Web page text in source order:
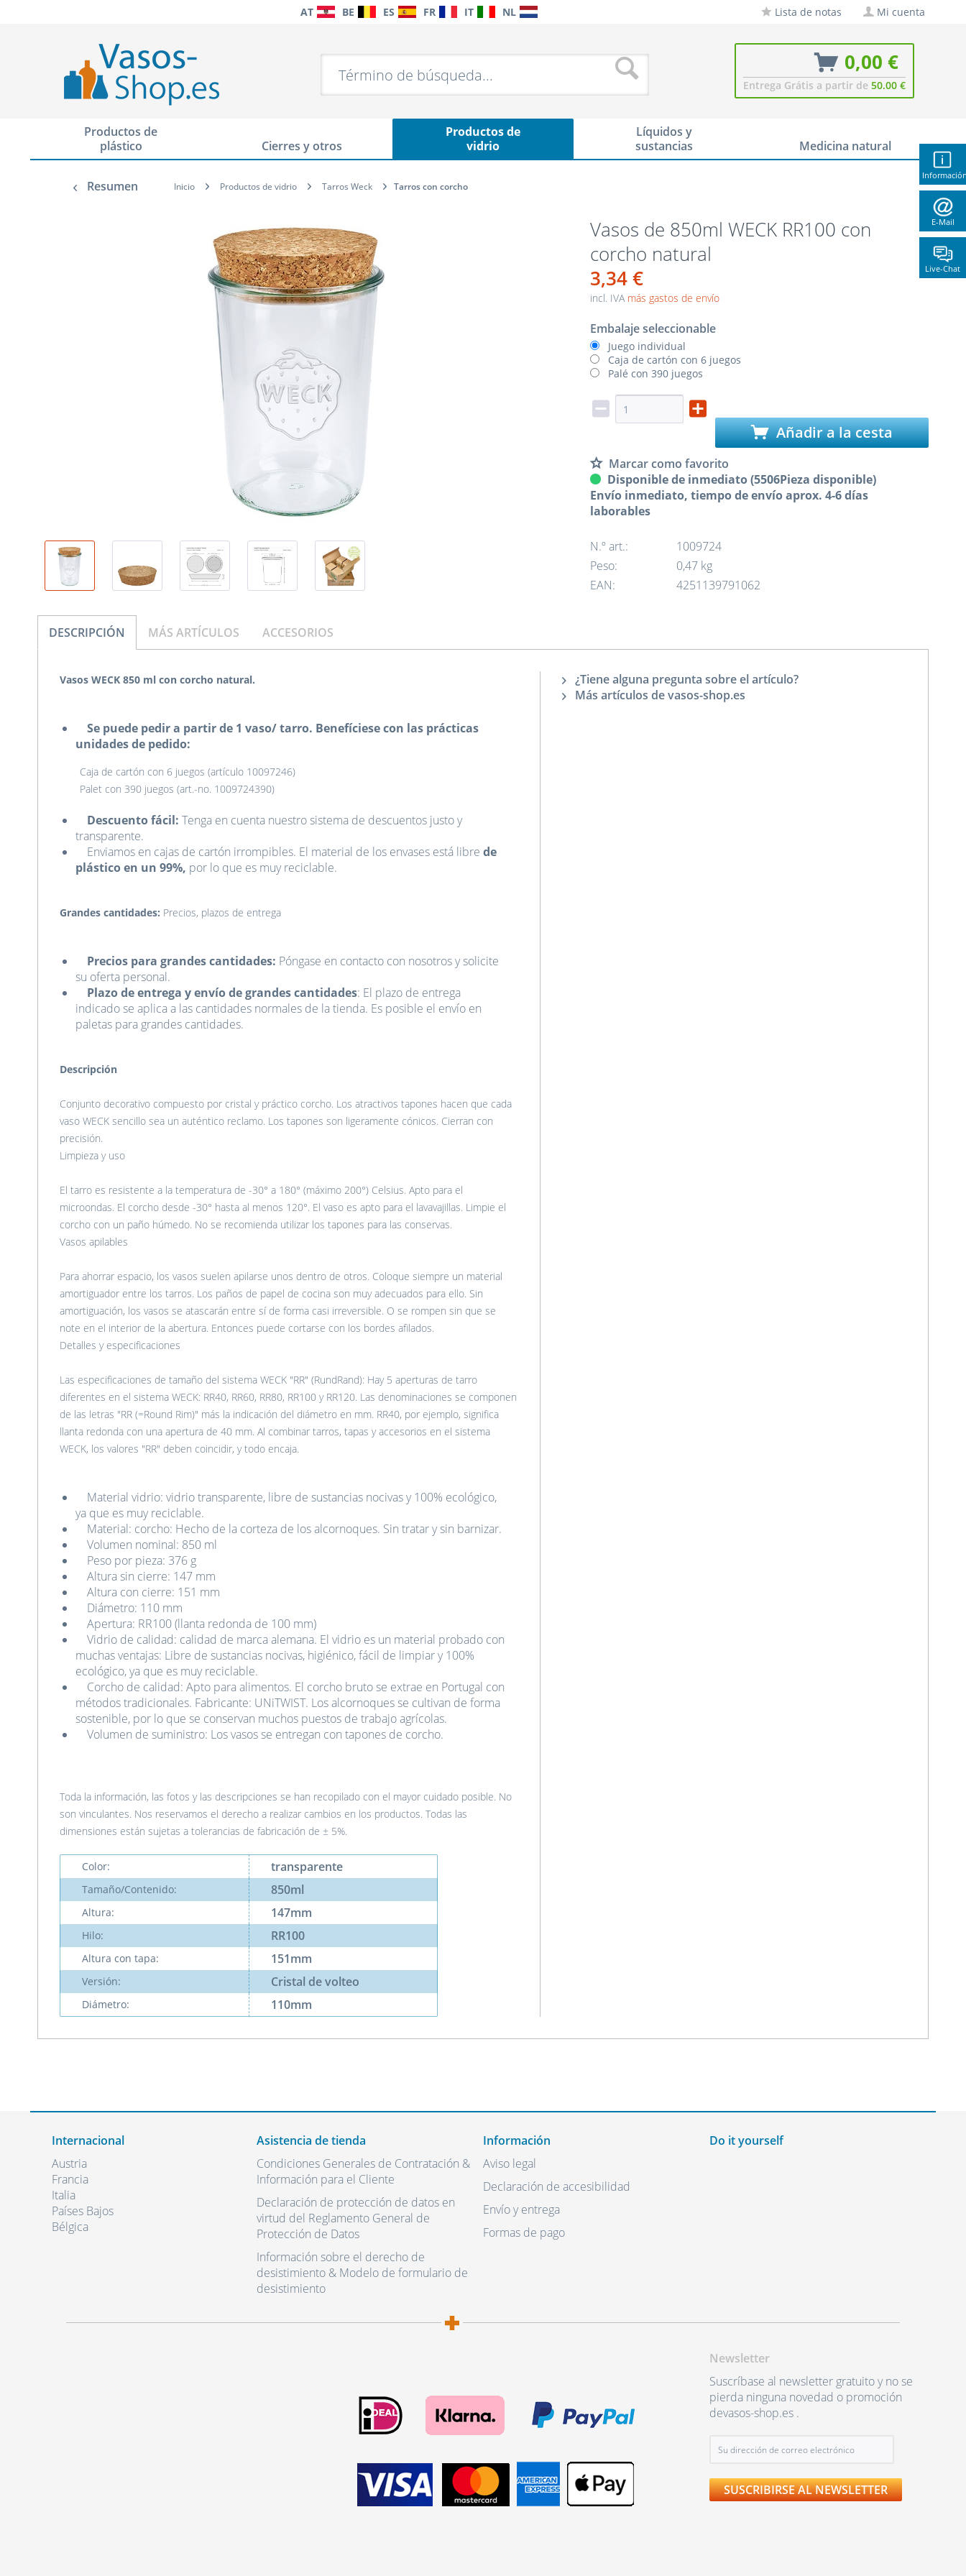
E-Mail
Live-Chat
AT BE ES FR IT NL Lista de notas Mi cuenta
0,00 €
Entrega Grátis a partir de 50.00 €
Productos de
plástico
Cierres y otros
Productos de
vidrio
Líquidos y
sustancias
Medicina natural
Resumen Inicio Productos de vidrio Tarros Weck Tarros con corcho
Vasos de 850ml WECK RR100 con
corcho natural
3,34 €
incl. IVA más gastos de envío
Embalaje seleccionable
Juego individual
Caja de cartón con 6 juegos
Palé con 390 juegos
Añadir a la cesta
Marcar como favorito
Disponible de inmediato (5506Pieza disponible)
Envío inmediato, tiempo de envío aprox. 4-6 días
laborables
N.º art.:
1009724
Peso:
0,47 kg
EAN:
4251139791062
DESCRIPCIÓN MÁS ARTÍCULOS ACCESORIOS
Vasos WECK 850 ml con corcho natural.
Se puede pedir a partir de 1 vaso/ tarro. Benefíciese con las prácticas
unidades de pedido:
Caja de cartón con 6 juegos (artículo 10097246)
Palet con 390 juegos (art.-no. 1009724390)
Descuento fácil: Tenga en cuenta nuestro sistema de descuentos justo y
transparente.
Enviamos en cajas de cartón irrompibles. El material de los envases está libre de
plástico en un 99%, por lo que es muy reciclable.
Grandes cantidades: Precios, plazos de entrega
Precios para grandes cantidades: Póngase en contacto con nosotros y solicite
su oferta personal.
Plazo de entrega y envío de grandes cantidades: El plazo de entrega
indicado se aplica a las cantidades normales de la tienda. Es posible el envío en
paletas para grandes cantidades.
Descripción
Conjunto decorativo compuesto por cristal y práctico corcho. Los atractivos tapones hacen que cada
vaso WECK sencillo sea un auténtico reclamo. Los tapones son ligeramente cónicos. Cierran con
precisión.
Limpieza y uso
El tarro es resistente a la temperatura de -30° a 180° (máximo 200°) Celsius. Apto para el
microondas. El corcho desde -30° hasta al menos 120°. El vaso es apto para el lavavajillas. Limpie el
corcho con un paño húmedo. No se recomienda utilizar los tapones para las conservas.
Vasos apilables
Para ahorrar espacio, los vasos suelen apilarse unos dentro de otros. Coloque siempre un material
amortiguador entre los tarros. Los paños de papel de cocina son muy adecuados para ello. Sin
amortiguación, los vasos se atascarán entre sí de forma casi irreversible. O se rompen sin que se
note en el interior de la abertura. Entonces puede cortarse con los bordes afilados.
Detalles y especificaciones
Las especificaciones de tamaño del sistema WECK "RR" (RundRand): Hay 5 aperturas de tarro
diferentes en el sistema WECK: RR40, RR60, RR80, RR100 y RR120. Las denominaciones se componen
de las letras "RR (=Round Rim)" más la indicación del diámetro en mm. RR40, por ejemplo, significa
llanta redonda con una apertura de 40 mm. Al combinar tarros, tapas y accesorios en el sistema
WECK, los valores "RR" deben coincidir, y todo encaja.
Material vidrio: vidrio transparente, libre de sustancias nocivas y 100% ecológico,
ya que es muy reciclable.
Material: corcho: Hecho de la corteza de los alcornoques. Sin tratar y sin barnizar.
Volumen nominal: 850 ml
Peso por pieza: 376 g
Altura sin cierre: 147 mm
Altura con cierre: 151 mm
Diámetro: 110 mm
Apertura: RR100 (llanta redonda de 100 mm)
Vidrio de calidad: calidad de marca alemana. El vidrio es un material probado con
muchas ventajas: Libre de sustancias nocivas, higiénico, fácil de limpiar y 100%
ecológico, ya que es muy reciclable.
Corcho de calidad: Apto para alimentos. El corcho bruto se extrae en Portugal con
métodos tradicionales. Fabricante: UNiTWIST. Los alcornoques se cultivan de forma
sostenible, por lo que se conservan muchos puestos de trabajo agrícolas.
Volumen de suministro: Los vasos se entregan con tapones de corcho.
Toda la información, las fotos y las descripciones se han recopilado con el mayor cuidado posible. No
son vinculantes. Nos reservamos el derecho a realizar cambios en los productos. Todas las
dimensiones están sujetas a tolerancias de fabricación de ± 5%.
Color: transparente
Tamaño/Contenido: 850ml
Altura: 147mm
Hilo: RR100
Altura con tapa: 151mm
Versión: Cristal de volteo
Diámetro: 110mm
¿Tiene alguna pregunta sobre el artículo?
Más artículos de vasos-shop.es
Internacional
Austria
Francia
Italia
Países Bajos
Bélgica
Asistencia de tienda
Condiciones Generales de Contratación &
Información para el Cliente
Declaración de protección de datos en
virtud del Reglamento General de
Protección de Datos
Información sobre el derecho de
desistimiento & Modelo de formulario de
desistimiento
Información
Aviso legal
Declaración de accesibilidad
Envío y entrega
Formas de pago
Do it yourself
Newsletter
Suscríbase al newsletter gratuito y no se
pierda ninguna novedad o promoción
devasos-shop.es .
SUSCRIBIRSE AL NEWSLETTER